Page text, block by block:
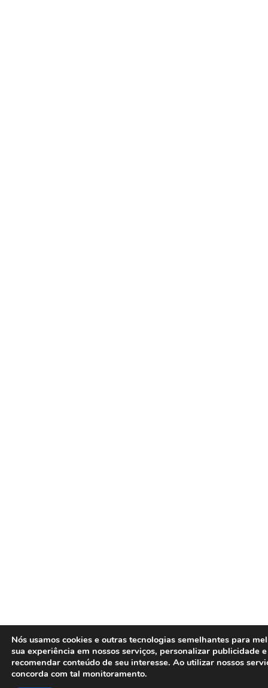
Nós usamos cookies e outras tecnologias semelhantes para
sua experiência em nossos serviços, personalizar publicidade e
recomendar conteúdo de seu interesse. Ao utilizar nossos
concorda com tal monitoramento.